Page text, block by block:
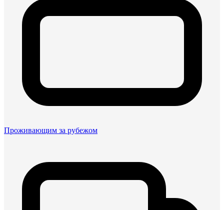
Проживающим за рубежом